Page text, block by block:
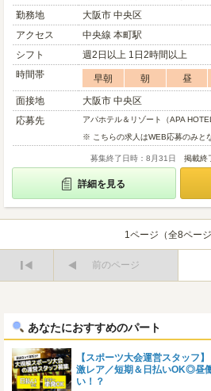
勤務地
大阪市 中央区
アクセス
中央線 本町駅
シフト
週2日以上 1日2時間以上
時間帯
早朝 朝 昼
面接地
大阪市 中央区
応募先
アパホテル＆リゾート（APA
※ こちらの求人はWEB応募のみと
募集終了日時：8月31日 掲載終
詳細を見る
1ページ（全8ページ
前のページ
あなたにおすすめのパート
【スポーツ大会運営スタッフ】
激レア／短期＆日払いOK◎昼
い！？